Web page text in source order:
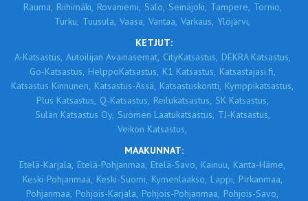
Rauma, Riihimäki, Rovaniemi, Salo, Seinäjoki, Tampere, Tornio,
Turku, Tuusula, Vaasa, Vantaa, Varkaus, Ylöjärvi,
KETJUT:
A-Katsastus, Autoilijan Avainasemat, CityKatsastus, DEKRA Katsastus,
Go-Katsastus, HelppoKatsastus, K1 Katsastus, Katsastajasi.fi,
Katsastus Kinnunen, Katsastus-Ässä, Katsastuskontti, Kymppikatsastus,
Plus Katsastus, Q-Katsastus, Reilukatsastus, SK Katsastus,
Sulan Katsastus Oy, Suomen Laatukatsastus, TJ-Katsastus,
Veikon Katsastus,
MAAKUNNAT:
Etelä-Karjala, Etelä-Pohjanmaa, Etelä-Savo, Kainuu, Kanta-Häme,
Keski-Pohjanmaa, Keski-Suomi, Kymenlaakso, Lappi, Pirkanmaa,
Pohjanmaa, Pohjois-Karjala, Pohjois-Pohjanmaa, Pohjois-Savo,